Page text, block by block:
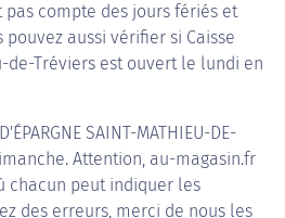
pas compte des jours fériés et
aussi vérifier si Caisse
de-Tréviers est ouvert le lundi en
SAINT-MATHIEU-DE-
Attention, au-magasin.fr
chacun peut indiquer les
des erreurs, merci de nous les